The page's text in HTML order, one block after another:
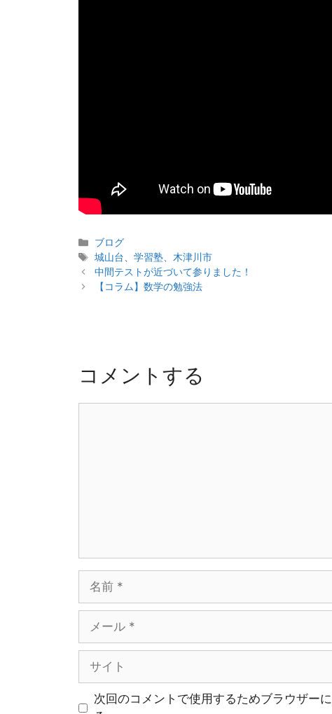
カ
テ
ゴ
リ
ブログ
タ
グ
城山台 、学習塾
木津川市
投
稿
ョ
中間テストが近づいて参りました！
【コラム】数学の勉強法
コメントする
ル
次回のコメントで使用するためブラウザー